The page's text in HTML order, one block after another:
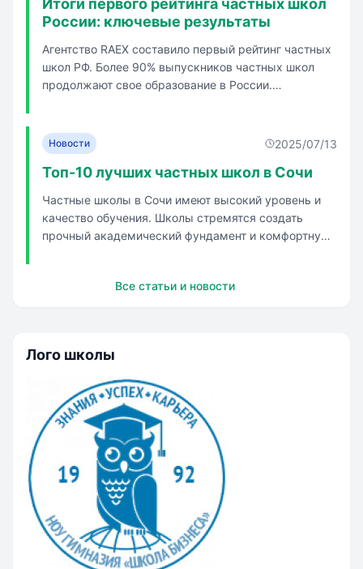
Итоги первого рейтинга частных школ
России: ключевые результаты
Агентство RAEX составило первый рейтинг частных
школ РФ. Более 90% выпускников частных школ
продолжают свое образование в России.
школы формируют быстрорастущий сегмент
российского среднего образования. Числ...
Новости 2025/07/13
Топ-10 лучших частных школ в Сочи
Частные школы в Сочи имеют высокий уровень и
качество обучения. Школы стремятся создать
прочный академический фундамент и комфортную
учащихся. Старшеклассники готовятся к ОГЭ с
Все статьи и новости
Лого школы